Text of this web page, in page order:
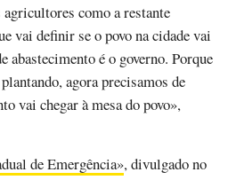
como a restante
vai definir se o povo na cidade vai
abastecimento é o governo. Porque
agora precisamos de
vai chegar à mesa do povo»,
de Emergência», divulgado no